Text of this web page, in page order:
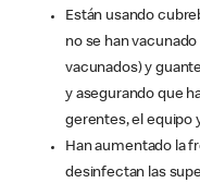
Están usando
no se han
vacunados) y
y asegurando que
gerentes, el equipo
Han aumentado la
desinfectan las